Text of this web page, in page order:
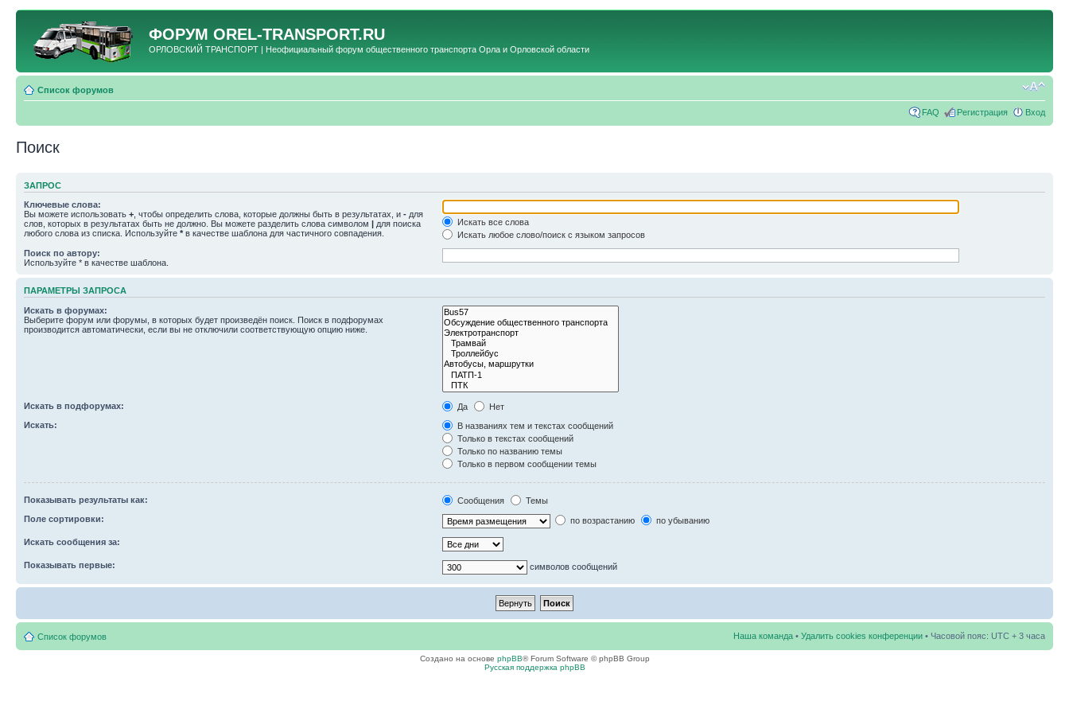
ФОРУМ OREL-TRANSPORT.RU
ОРЛОВСКИЙ ТРАНСПОРТ | Неофициальный форум общественного транспорта Орла и Орловской области
Список форумов
FAQ Регистрация Вход
Поиск
ЗАПРОС
Ключевые слова:
Вы можете использовать + , чтобы определить слова, которые должны быть в результатах, и - для
слов, которых в результатах быть не должно. Вы можете разделить слова символом | для поиска
любого слова из списка. Используйте * в качестве шаблона для частичного совпадения.
Искать все слова
Искать любое слово/поиск с языком запросов
Поиск по автору:
Используйте * в качестве шаблона.
ПАРАМЕТРЫ ЗАПРОСА
Искать в форумах:
Выберите форум или форумы, в которых будет произведён поиск. Поиск в подфорумах
производится автоматически, если вы не отключили соответствующую опцию ниже.
Искать в подфорумах: Да
Нет
Искать:
В названиях тем и текстах сообщений
Только в текстах сообщений
Только по названию темы
Только в первом сообщении темы
Показывать результаты как: Сообщения
Темы
Поле сортировки:
по возрастанию по убыванию
Искать сообщения за:
Показывать первые: символов сообщений
Список форумов Наша команда • Удалить cookies конференции • Часовой пояс: UTC + 3 часа
Создано на основе phpBB® Forum Software © phpBB Group
Русская поддержка phpBB